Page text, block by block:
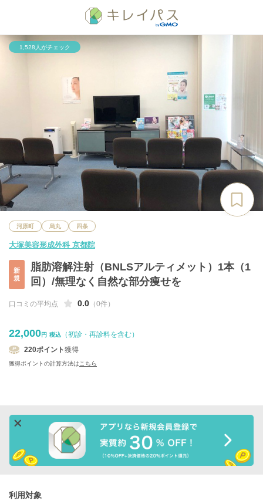
1,528人がチェック
河原町 烏丸 四条
大塚美容形成外科 京都院
新
規
脂肪溶解注射（BNLSアルティメット）1本（1
回）/無理なく自然な部分痩せを
口コミの平均点 0.0 （0件）
22,000円 税込
（初診・再診料を含む）
220ポイント獲得
獲得ポイントの計算方法は こちら
利用対象